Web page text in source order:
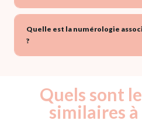
Quelle est la numérologie
?
Quels sont
similaires